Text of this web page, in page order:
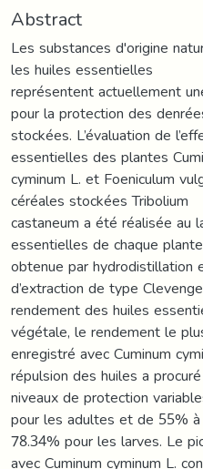
Abstract
Les substances d'origine
les huiles essentielles
représentent actuellement
pour la protection des
stockées. L’évaluation de
essentielles des plantes
cyminum L. et Foeniculum
céréales stockées Tribolium
castaneum a été réalisée au
essentielles de chaque
obtenue par hydrodistillation
d’extraction de type
rendement des huiles
végétale, le rendement le
enregistré avec Cuminum
répulsion des huiles a
niveaux de protection
pour les adultes et de 55% à
78.34% pour les larves. Le
avec Cuminum cyminum L.